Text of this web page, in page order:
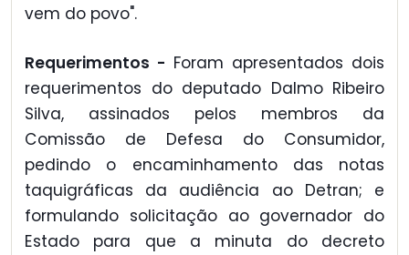
vem do povo".
Requerimentos - Foram apresentados dois
requerimentos do deputado Dalmo Ribeiro
Silva, assinados pelos membros da
Comissão de Defesa do Consumidor,
pedindo o encaminhamento das notas
taquigráficas da audiência ao Detran; e
formulando solicitação ao governador do
Estado para que a minuta do decreto